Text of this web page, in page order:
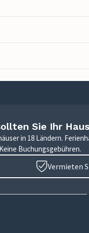
Sie Ihr
in 18 Ländern.
Buchungsgebühren.
Vermieten